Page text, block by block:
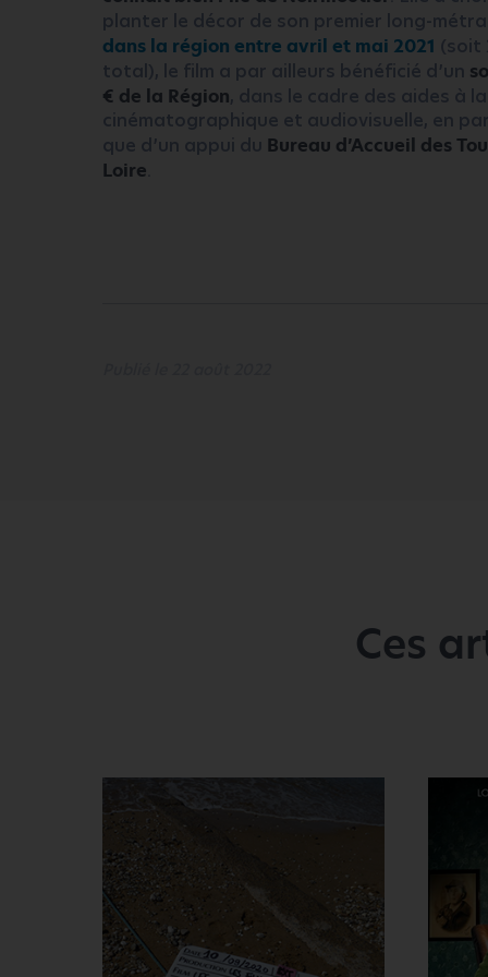
planter le décor de son premier long-
dans la région entre avril et mai 2021 (soit
total), le film a par ailleurs bénéficié d’un
€ de la Région, dans le cadre des aides à
cinématographique et audiovisuelle, en
que d’un appui du Bureau d’Accueil des
Loire
Ces